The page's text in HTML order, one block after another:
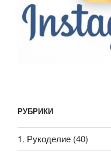
РУБРИКИ
1. Рукоделие (40)